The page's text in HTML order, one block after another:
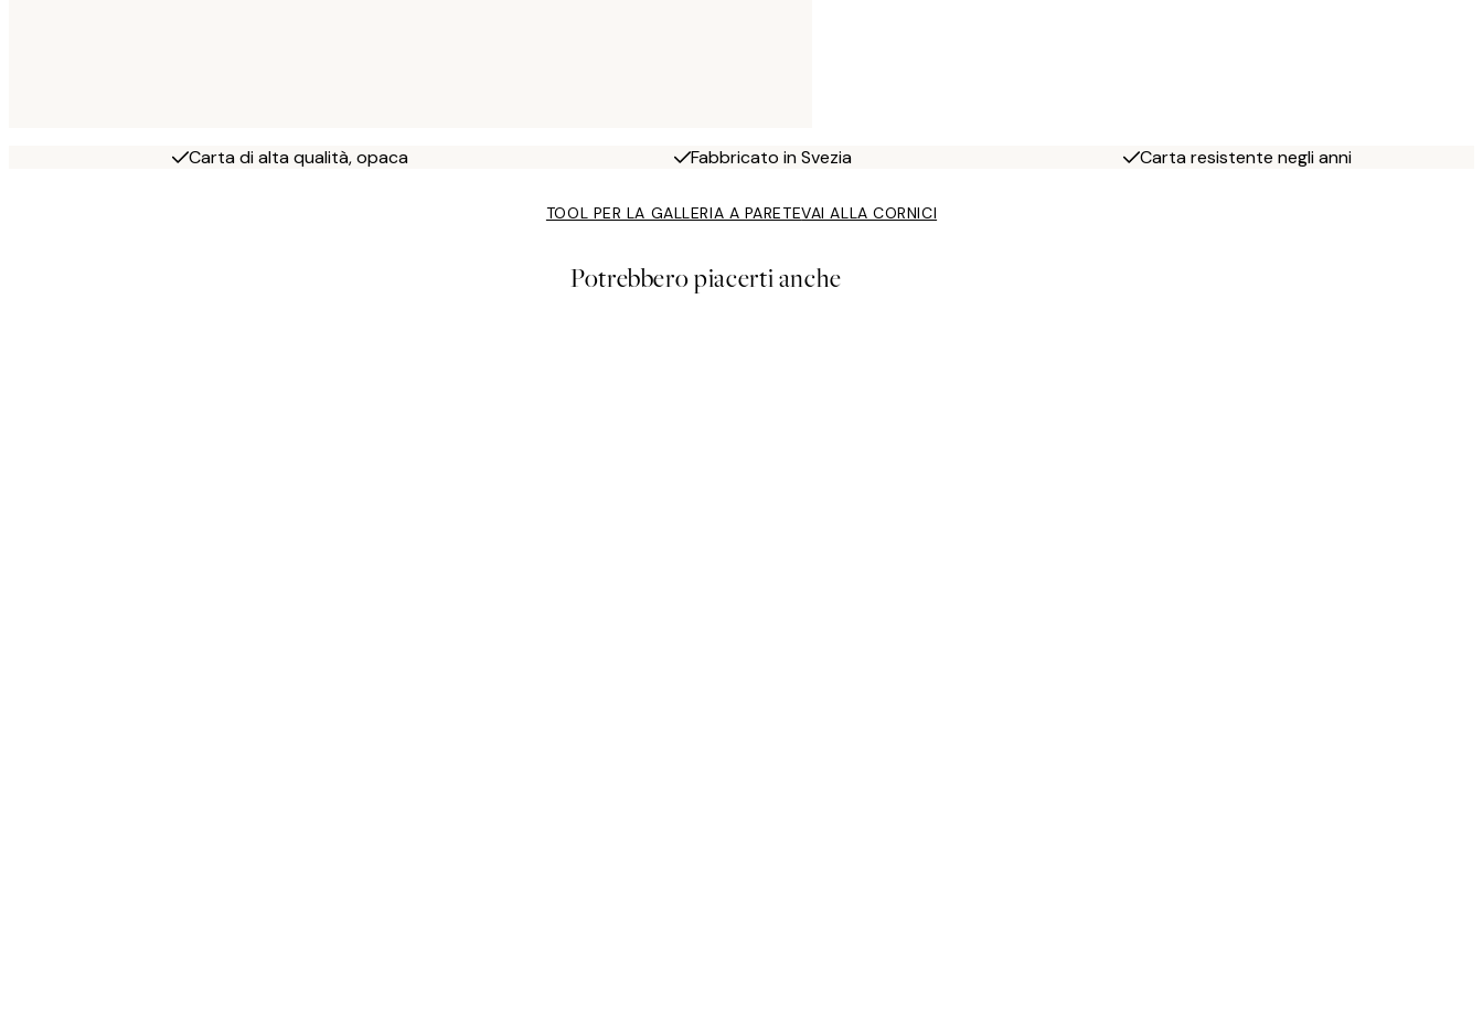
Carta di alta qualità, opaca Fabbricato in Svezia Carta resistente negli anni
TOOL PER LA GALLERIA A PARETEVAI ALLA CORNICI
Potrebbero piacerti anche